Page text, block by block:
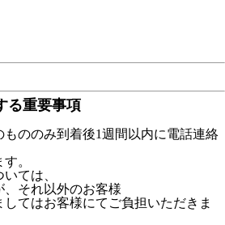
る重要事項
ののみ到着後1週間以内に電話連絡
。
ては、
それ以外のお客様
てはお客様にてご負担いただきま